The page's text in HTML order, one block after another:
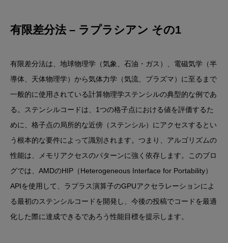
有限差分法 – ラプラシアン その1
有限差分法は、地球物理学（気象、石油・ガス）、電磁気学（半
導体、天体物理学）から気体力学（気流、プラズマ）に至るまで
一般的に使用されている計算物理学ステンシルの典型的な例であ
る。ステンシルコードは、1つの格子点における値を評価するた
めに、格子点の局所的な近傍（ステンシル）にアクセスするとい
う根本的な要件によって識別されます。つまり、アルゴリズムの
性能は、メモリアクセスのパターンに強く依存します。このブロ
グでは、AMDのHIP（Heterogeneous Interface for Portability）
APIを使用して、ラプラス演算子のGPUアクセラレーションによ
る最初のステンシルコードを開発し、今後の投稿でコードを最適
化した際に達成できるであろう性能目標を提示します。